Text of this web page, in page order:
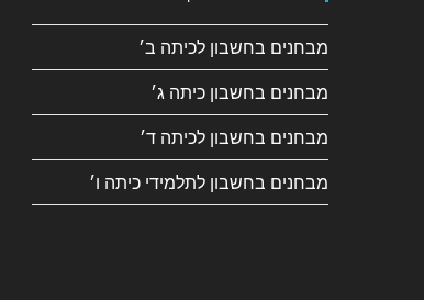
מבחנים בחשבון לכיתה ב׳
מבחנים בחשבון כיתה ג׳
מבחנים בחשבון לכיתה ד׳
מבחנים בחשבון לתלמידי כיתה ו׳